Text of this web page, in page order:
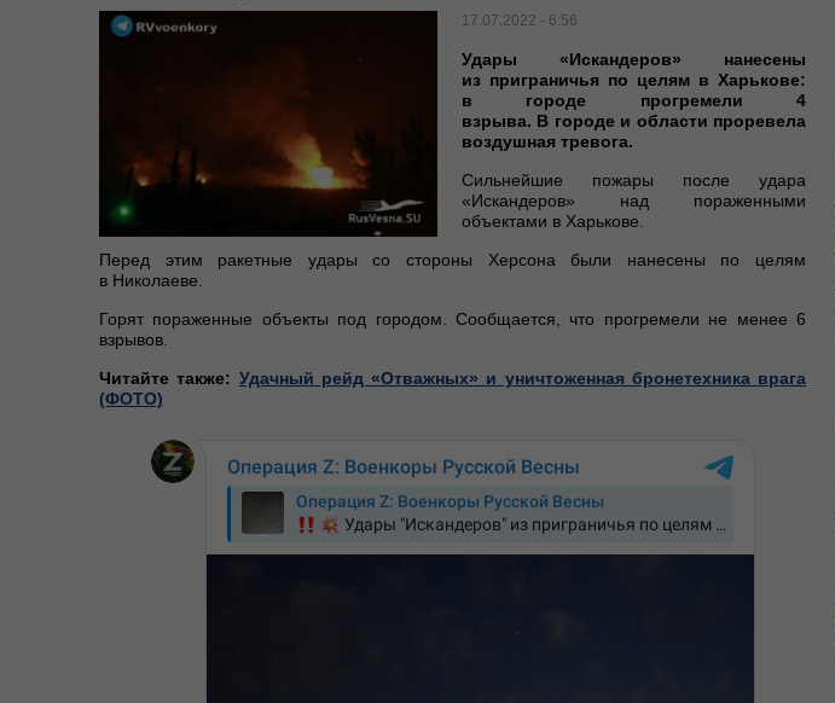
17.07.2022 - 6:56
Удары «Искандеров» нанесены
из приграничья по целям в Харькове:
в городе прогремели 4
взрыва. В городе и области проревела
воздушная тревога.
Сильнейшие пожары после удара
«Искандеров» над пораженными
объектами в Харькове.
Перед этим ракетные удары со стороны Херсона были нанесены по целям
в Николаеве.
Горят пораженные объекты под городом. Сообщается, что прогремели не менее 6
взрывов.
Читайте также: Удачный рейд «Отважных» и уничтоженная бронетехника врага
(ФОТО)